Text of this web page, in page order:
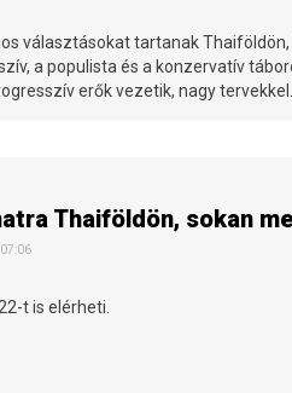
választásokat tartanak
a populista és a konzervatív
erők vezetik, nagy tervekkel.
Thaiföldön, sokan
t is elérheti.